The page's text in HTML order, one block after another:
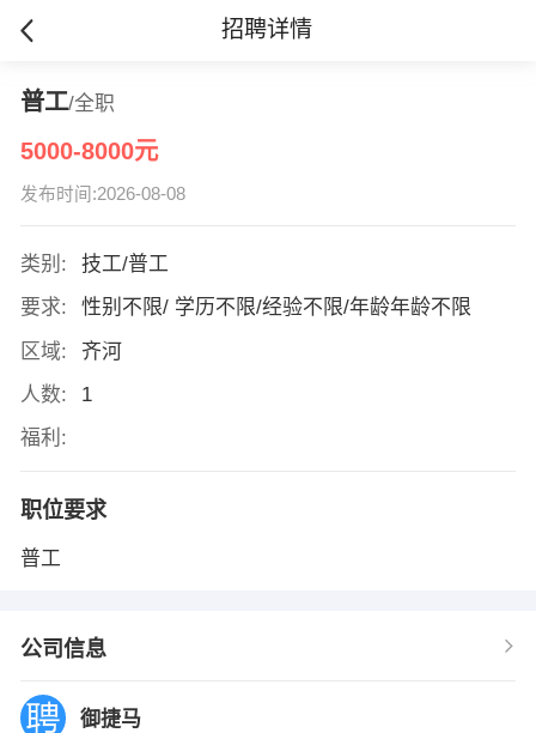
招聘详情
普工/全职
5000-8000元
发布时间:2026-08-08
类别:
技工/普工
要求:
性别不限/ 学历不限/经验不限/年龄年龄不限
区域:
齐河
人数:
1
福利:
职位要求
普工
公司信息
御捷马